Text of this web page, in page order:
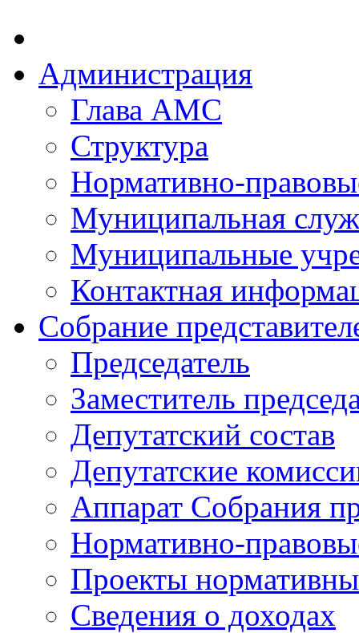
Администрация
Глава АМС
Структура
Нормативно-
Муниципальная
Муниципальные
Контактная
Собрание
Председатель
Заместитель
Депутатский состав
Депутатские
Аппарат Собрания
Нормативно-
Проекты
Сведения о доходах